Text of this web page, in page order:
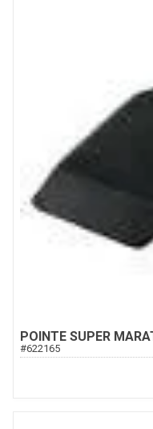
POINTE SUPER
#622165